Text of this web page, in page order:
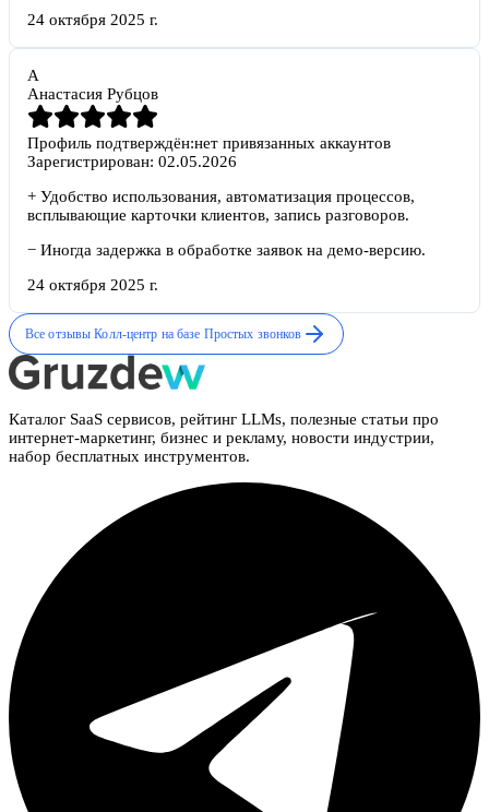
24 октября 2025 г.
А
Анастасия Рубцов
Профиль подтверждён:нет привязанных аккаунтов
Зарегистрирован: 02.05.2026
+ Удобство использования, автоматизация процессов,
всплывающие карточки клиентов, запись разговоров.
− Иногда задержка в обработке заявок на демо-версию.
24 октября 2025 г.
Все отзывыКолл-центр на базе Простых звонков
Каталог SaaS сервисов, рейтинг LLMs, полезные статьи про
интернет-маркетинг, бизнес и рекламу, новости индустрии,
набор бесплатных инструментов.